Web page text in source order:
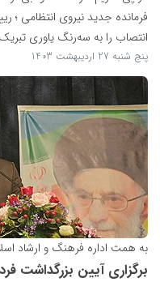
فرمانده جدید نیروی انتظامی ؛
انتصاب را به سه‌رنگ یاوری
پنج شنبه 27 اردیبهشت 1403
به همت اداره فرهنگ و ارشاد
برگزاری آیین بزرگداشت